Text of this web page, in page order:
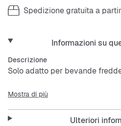
Spedizione gratuita a
Informazioni su
Descrizione
Solo adatto per bevande
Mostra di più
Ulteriori